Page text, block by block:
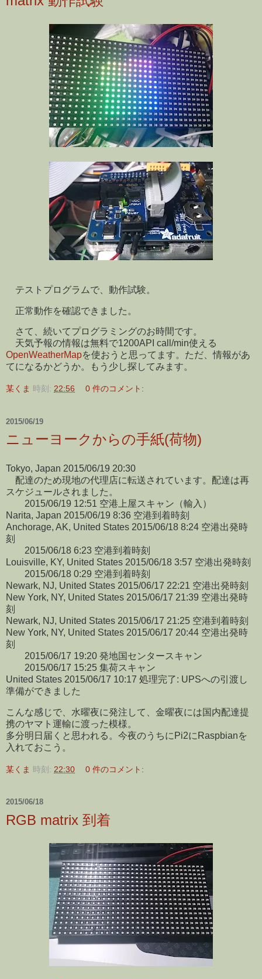
テストプログラムで、動作試験。
正常動作を確認できました。
さて、続いてプログラミングのお時間です。
天気予報の情報は無料で1200API call/min使える
OpenWeatherMapを使おうと思ってます。ただ、情報があ
てになるかどうか。もう少し探してみます。
某くま 時刻: 22:56 0 件のコメント:
2015/06/19
ニューヨークからの手紙(荷物)
Tokyo, Japan 2015/06/19 20:30
配達のため現地の代理店に転送されています。配達は再
スケジュールされました。
2015/06/19 12:51 空港上屋スキャン（輸入）
Narita, Japan 2015/06/19 8:36 空港到着時刻
Anchorage, AK, United States 2015/06/18 8:24 空港出発時
刻
2015/06/18 6:23 空港到着時刻
Louisville, KY, United States 2015/06/18 3:57 空港出発時刻
2015/06/18 0:29 空港到着時刻
Newark, NJ, United States 2015/06/17 22:21 空港出発時刻
New York, NY, United States 2015/06/17 21:39 空港出発時
刻
Newark, NJ, United States 2015/06/17 21:25 空港到着時刻
New York, NY, United States 2015/06/17 20:44 空港出発時
刻
2015/06/17 19:20 発地国センタースキャン
2015/06/17 15:25 集荷スキャン
United States 2015/06/17 10:17 処理完了: UPSへの引渡し
準備ができました
こんな感じで、水曜夜に発注して、金曜夜には国内配達提
携のヤマト運輸に渡った模様。
多分明日届くと思われる。今夜のうちにPi2にRaspbianを
入れておこう。
某くま 時刻: 22:30 0 件のコメント:
2015/06/18
RGB matrix 到着